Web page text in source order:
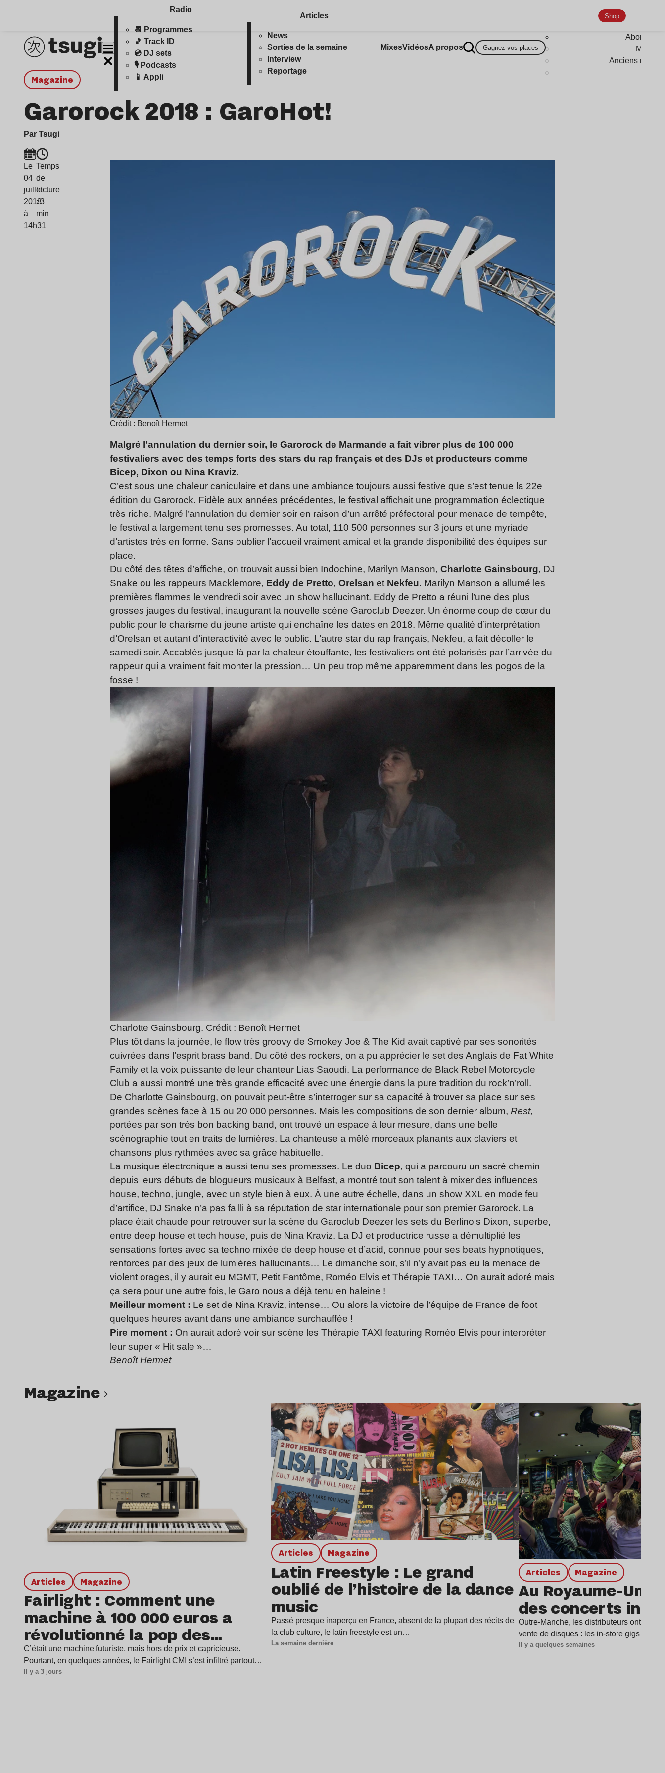
Radio
📆 Programmes
🎵 Track ID
💿 DJ sets
🎙️ Podcasts
📱 Appli
Articles
News
Sorties de la semaine
Interview
Reportage
MixesVidéosA propos Gagnez vos places
Shop
Anciens
magazine
Garorock 2018 : GaroHot!
Par Tsugi
Le
04
juillet
2018
à
14h31
Temps
de
lecture
: 3
min
Crédit : Benoît Hermet
Malgré l’annulation du dernier soir, le Garorock de Marmande a fait vibrer plus de 100 000
festivaliers avec des temps forts des stars du rap français et des DJs et producteurs comme
Bicep, Dixon ou Nina Kraviz.
C’est sous une chaleur caniculaire et dans une ambiance toujours aussi festive que s’est tenue la 22e
édition du Garorock. Fidèle aux années précédentes, le festival affichait une programmation éclectique
très riche. Malgré l’annulation du dernier soir en raison d’un arrêté préfectoral pour menace de tempête,
le festival a largement tenu ses promesses. Au total, 110 500 personnes sur 3 jours et une myriade
d’artistes très en forme. Sans oublier l’accueil vraiment amical et la grande disponibilité des équipes sur
place.
Du côté des têtes d’affiche, on trouvait aussi bien Indochine, Marilyn Manson, Charlotte Gainsbourg, DJ
Snake ou les rappeurs Macklemore, Eddy de Pretto, Orelsan et Nekfeu. Marilyn Manson a allumé les
premières flammes le vendredi soir avec un show hallucinant. Eddy de Pretto a réuni l’une des plus
grosses jauges du festival, inaugurant la nouvelle scène Garoclub Deezer. Un énorme coup de cœur du
public pour le charisme du jeune artiste qui enchaîne les dates en 2018. Même qualité d’interprétation
d’Orelsan et autant d’interactivité avec le public. L’autre star du rap français, Nekfeu, a fait décoller le
samedi soir. Accablés jusque-là par la chaleur étouffante, les festivaliers ont été polarisés par l’arrivée du
rappeur qui a vraiment fait monter la pression… Un peu trop même apparemment dans les pogos de la
fosse !
Charlotte Gainsbourg. Crédit : Benoît Hermet
Plus tôt dans la journée, le flow très groovy de Smokey Joe & The Kid avait captivé par ses sonorités
cuivrées dans l’esprit brass band. Du côté des rockers, on a pu apprécier le set des Anglais de Fat White
Family et la voix puissante de leur chanteur Lias Saoudi. La performance de Black Rebel Motorcycle
Club a aussi montré une très grande efficacité avec une énergie dans la pure tradition du rock’n’roll.
De Charlotte Gainsbourg, on pouvait peut-être s’interroger sur sa capacité à trouver sa place sur ses
grandes scènes face à 15 ou 20 000 personnes. Mais les compositions de son dernier album, Rest,
portées par son très bon backing band, ont trouvé un espace à leur mesure, dans une belle
scénographie tout en traits de lumières. La chanteuse a mêlé morceaux planants aux claviers et
chansons plus rythmées avec sa grâce habituelle.
La musique électronique a aussi tenu ses promesses. Le duo Bicep, qui a parcouru un sacré chemin
depuis leurs débuts de blogueurs musicaux à Belfast, a montré tout son talent à mixer des influences
house, techno, jungle, avec un style bien à eux. À une autre échelle, dans un show XXL en mode feu
d’artifice, DJ Snake n’a pas failli à sa réputation de star internationale pour son premier Garorock. La
place était chaude pour retrouver sur la scène du Garoclub Deezer les sets du Berlinois Dixon, superbe,
entre deep house et tech house, puis de Nina Kraviz. La DJ et productrice russe a démultiplié les
sensations fortes avec sa techno mixée de deep house et d’acid, connue pour ses beats hypnotiques,
renforcés par des jeux de lumières hallucinants… Le dimanche soir, s’il n’y avait pas eu la menace de
violent orages, il y aurait eu MGMT, Petit Fantôme, Roméo Elvis et Thérapie TAXI… On aurait adoré mais
ça sera pour une autre fois, le Garo nous a déjà tenu en haleine !
Meilleur moment : Le set de Nina Kraviz, intense… Ou alors la victoire de l’équipe de France de foot
quelques heures avant dans une ambiance surchauffée !
Pire moment : On aurait adoré voir sur scène les Thérapie TAXI featuring Roméo Elvis pour interpréter
leur super « Hit sale »…
Benoît Hermet
magazine
Articles magazine
Fairlight : Comment une
machine à 100 000 euros a
révolutionné la pop des
années 1980 ?
C’était une machine futuriste, mais hors de prix et capricieuse.
Pourtant, en quelques années, le Fairlight CMI s’est infiltré partout…
Il y a 3 jours
Articles magazine
Latin Freestyle : Le grand
oublié de l’histoire de la dance
music
Passé presque inaperçu en France, absent de la plupart des récits de
la club culture, le latin freestyle est un…
La semaine dernière
Articles magazine
Au Royaume-Uni,
des concerts in-
Outre-Manche, les distributeurs ont
vente de disques : les in-store gigs (ou «
Il y a quelques semaines
Lire l’article Lire l’article